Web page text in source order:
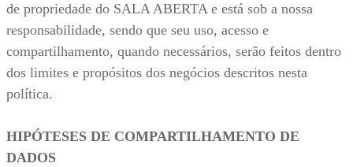
de propriedade do SALA ABERTA e está sob a nossa
responsabilidade, sendo que seu uso, acesso e
compartilhamento, quando necessários, serão feitos dentro
dos limites e propósitos dos negócios descritos nesta
política.
HIPÓTESES DE COMPARTILHAMENTO DE
DADOS